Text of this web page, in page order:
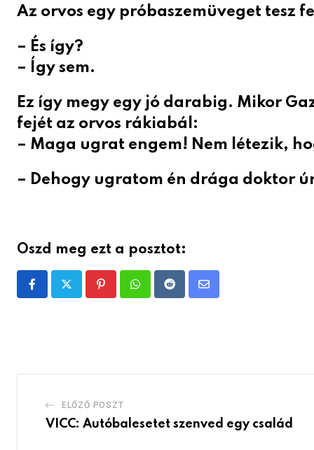
Az orvos egy próbaszemüveget tesz
– És így?
– Így sem.
Ez így megy egy jó darabig. Mikor
fejét az orvos rákiabál:
– Maga ugrat engem! Nem létezik,
– Dehogy ugratom én drága doktor
Oszd meg ezt a posztot:
PinterestWhatsappRedditShare
ELŐZŐ POSZT
VICC: Autóbalesetet szenved egy család